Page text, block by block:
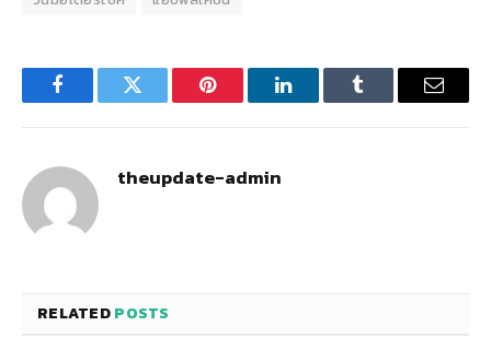
FacebookTwitter Pinterest LinkedInTumblr Email
theupdate-admin
RELATEDPOSTS